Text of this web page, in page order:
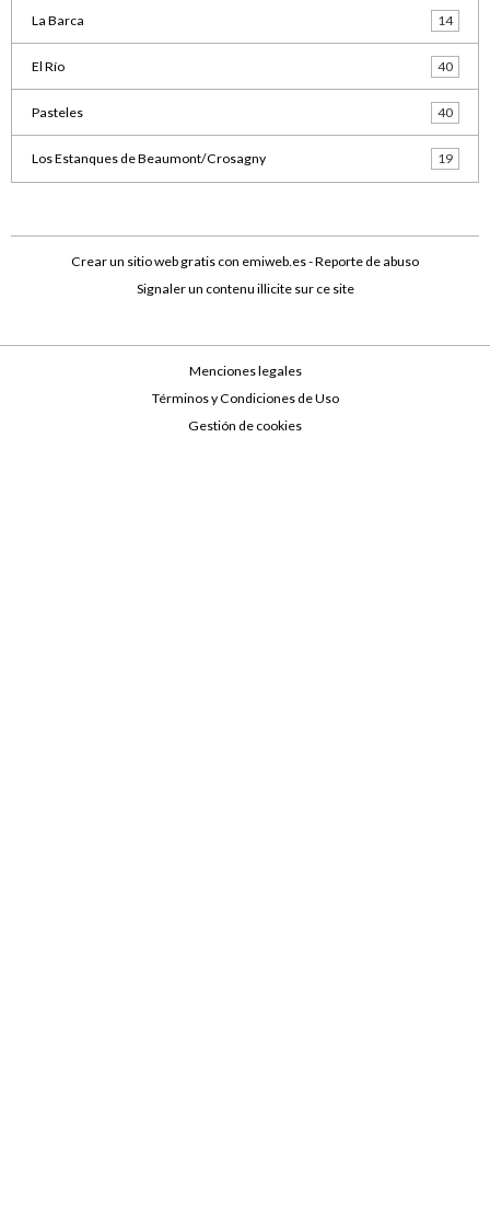
La Barca 14
El Río 40
Pasteles 40
Los Estanques de Beaumont/Crosagny 19
Crear un sitio web gratis con emiweb.es -Reporte de abuso
Signaler un contenu illicite sur ce site
Menciones legales
Términos y Condiciones de Uso
Gestión de cookies